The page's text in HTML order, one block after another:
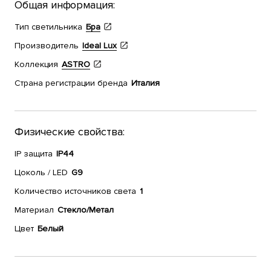
Общая информация:
Тип светильника Бра
Производитель Ideal Lux
Коллекция ASTRO
Страна регистрации бренда Италия
Физические свойства:
IP защита IP44
Цоколь / LED G9
Количество источников света 1
Материал Стекло/Метал
Цвет Белый